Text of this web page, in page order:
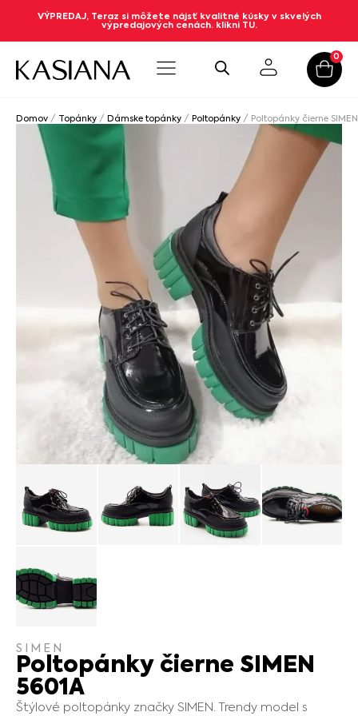
VÝPREDAJ, Teraz si môžete nájsť kvalitné kúsky v skvelých
výpredajových cenách. klikni TU.
0
Domov / Topánky / Dámske topánky / Poltopánky / Poltopánky čierne SIMEN
SIMEN
Poltopánky čierne SIMEN
5601A
Štýlové poltopánky značky SIMEN. Trendy model s